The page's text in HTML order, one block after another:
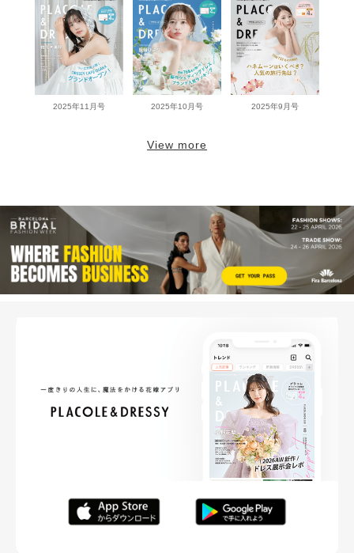
2025年11月号 2025年10月号 2025年9月号
View more